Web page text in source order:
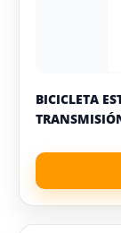
BICICLETA